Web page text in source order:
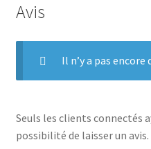
Avis
Il n’y a pas encore
Seuls les clients connectés
possibilité de laisser un avis.